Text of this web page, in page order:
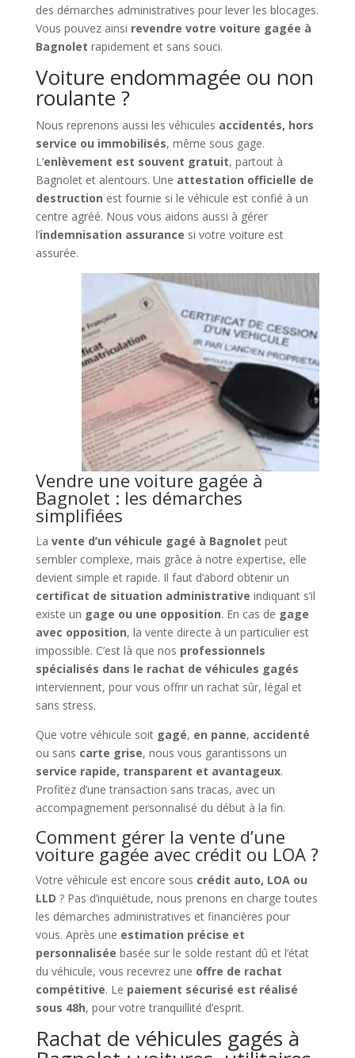
des démarches administratives pour lever les blocages.
Vous pouvez ainsi revendre votre voiture gagée à
Bagnolet rapidement et sans souci.
Voiture endommagée ou non
roulante ?
Nous reprenons aussi les véhicules accidentés, hors
service ou immobilisés, même sous gage.
L’enlèvement est souvent gratuit, partout à
Bagnolet et alentours. Une attestation officielle de
destruction est fournie si le véhicule est confié à un
centre agréé. Nous vous aidons aussi à gérer
l’indemnisation assurance si votre voiture est
assurée.
Vendre une voiture gagée à
Bagnolet : les démarches
simplifiées
La vente d’un véhicule gagé à Bagnolet peut
sembler complexe, mais grâce à notre expertise, elle
devient simple et rapide. Il faut d’abord obtenir un
certificat de situation administrative indiquant s’il
existe un gage ou une opposition. En cas de gage
avec opposition, la vente directe à un particulier est
impossible. C’est là que nos professionnels
spécialisés dans le rachat de véhicules gagés
interviennent, pour vous offrir un rachat sûr, légal et
sans stress.
Que votre véhicule soit gagé, en panne, accidenté
ou sans carte grise, nous vous garantissons un
service rapide, transparent et avantageux.
Profitez d’une transaction sans tracas, avec un
accompagnement personnalisé du début à la fin.
Comment gérer la vente d’une
voiture gagée avec crédit ou LOA ?
Votre véhicule est encore sous crédit auto, LOA ou
LLD ? Pas d’inquiétude, nous prenons en charge toutes
les démarches administratives et financières pour
vous. Après une estimation précise et
personnalisée basée sur le solde restant dû et l’état
du véhicule, vous recevrez une offre de rachat
compétitive. Le paiement sécurisé est réalisé
sous 48h, pour votre tranquillité d’esprit.
Rachat de véhicules gagés à